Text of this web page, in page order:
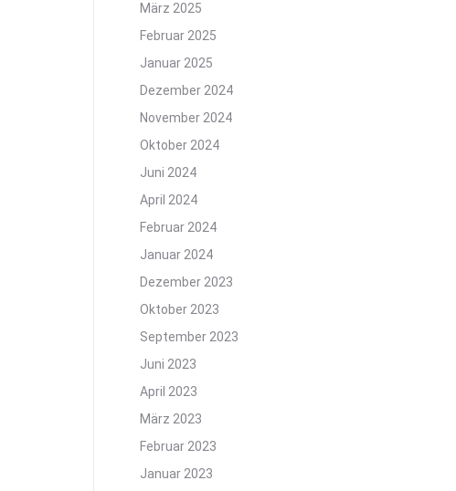
März 2025
Februar 2025
Januar 2025
Dezember 2024
November 2024
Oktober 2024
Juni 2024
April 2024
Februar 2024
Januar 2024
Dezember 2023
Oktober 2023
September 2023
Juni 2023
April 2023
März 2023
Februar 2023
Januar 2023